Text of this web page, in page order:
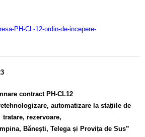
PH-CL-12-ordin-de-incepere-
contract PH-CL12
automatizare la stațiile de
tratare, rezervoare,
Bănești, Telega și Provița de Sus”